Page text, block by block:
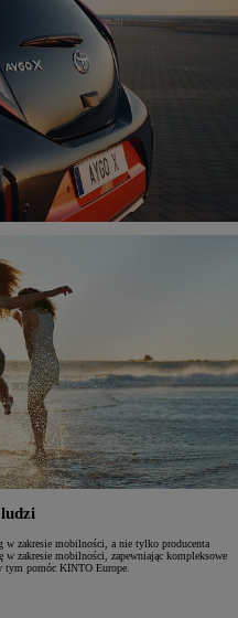
w zakresie mobilności, a nie tylko producenta
w zakresie mobilności, zapewniając kompleksowe
tym pomóc KINTO Europe.